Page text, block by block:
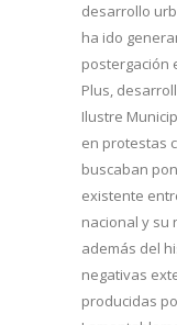
desarrollo
ha ido
postergación
Plus,
Ilustre
en protestas
buscaban
existente
nacional y su
además del
negativas
producidas